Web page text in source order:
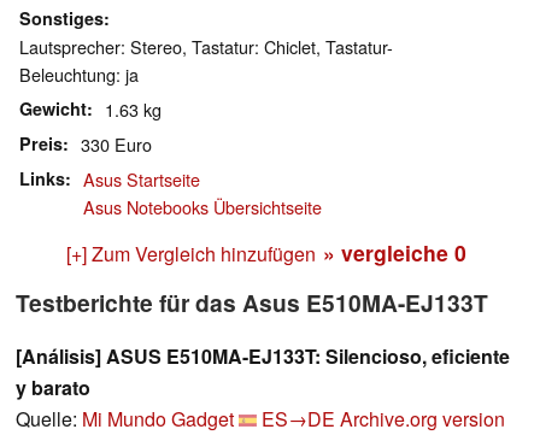
Sonstiges
Lautsprecher: Stereo, Tastatur: Chiclet, Tastatur-
Beleuchtung: ja
Gewicht 1.63 kg
Preis 330 Euro
Links
Asus Startseite
Asus Notebooks Übersichtseite
[+] Zum Vergleich hinzufügen » vergleiche 0
Testberichte für das Asus E510MA-EJ133T
[Análisis] ASUS E510MA-EJ133T: Silencioso, eficiente
y barato
Quelle: Mi Mundo Gadget ES→DE Archive.org version